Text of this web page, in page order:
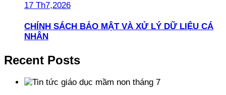
17 Th7,2026
CHÍNH SÁCH BẢO MẬT VÀ XỬ LÝ DỮ LIỆU CÁ
NHÂN
Recent Posts